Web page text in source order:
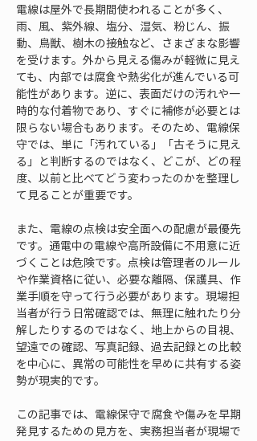
電線は屋外で長期間使われることが多く、
雨、風、紫外線、塩分、湿気、粉じん、振
動、鳥獣、樹木の接触など、さまざまな影響
を受けます。外から見える傷みが軽微に見え
ても、内部では腐食や熱劣化が進んでいる可
能性があります。逆に、表面だけの汚れや一
時的な付着物であり、すぐに補修が必要とは
限らない場合もあります。そのため、電線保
守では、単に「汚れている」「古そうに見え
る」と判断するのではなく、どこが、どの程
度、以前と比べてどう変わったのかを整理し
て見ることが重要です。
また、電線の点検は安全面への配慮が最優先
です。通電中の電線や高所設備に不用意に近
づくことは危険です。点検は管理者のルール
や作業資格に従い、必要な離隔、保護具、作
業手順を守って行う必要があります。現場担
当者が行う日常確認では、無理に触れたり分
解したりするのではなく、地上からの目視、
望遠での確認、写真記録、過去記録との比較
を中心に、異常の可能性を早めに共有する姿
勢が現実的です。
この記事では、電線保守で腐食や傷みを早期
発見するための見方を、実務担当者が現場で